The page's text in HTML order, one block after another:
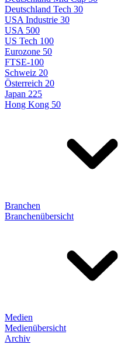
Deutschland Tech 30
USA Industrie 30
USA 500
US Tech 100
Eurozone 50
FTSE-100
Schweiz 20
Österreich 20
Japan 225
Hong Kong 50
Branchen
Branchenübersicht
Medien
Medienübersicht
Archiv